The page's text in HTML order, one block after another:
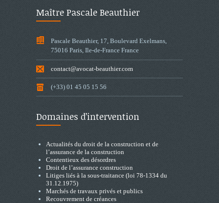
Maître Pascale Beauthier
Pascale Beauthier, 17, Boulevard Exelmans,
75016 Paris, Ile-de-France France
contact@avocat-beauthier.com
(+33) 01 45 05 15 56
Domaines d’intervention
Actualités du droit de la construction et de
l’assurance de la construction
Contentieux des désordres
Droit de l’assurance construction
Litiges liés à la sous-traitance (loi 78-1334 du
31.12.1975)
Marchés de travaux privés et publics
Recouvrement de créances